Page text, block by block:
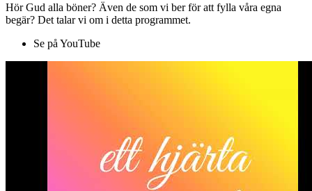
Hör Gud alla böner? Även de som vi ber för att fylla våra egna
begär? Det talar vi om i detta programmet.
Se på YouTube